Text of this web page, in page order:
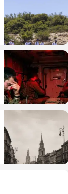
וידאו
דעות